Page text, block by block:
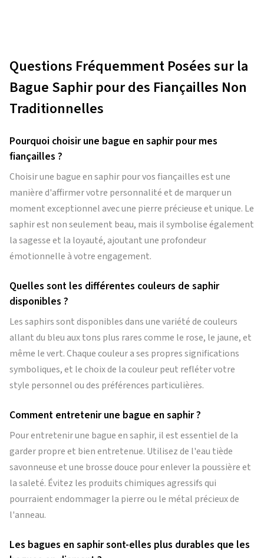
Questions Fréquemment Posées sur la
Bague Saphir pour des Fiançailles Non
Traditionnelles
Pourquoi choisir une bague en saphir pour mes
fiançailles ?
Choisir une bague en saphir pour vos fiançailles est une
manière d'affirmer votre personnalité et de marquer un
moment exceptionnel avec une pierre précieuse et unique. Le
saphir est non seulement beau, mais il symbolise également
la sagesse et la loyauté, ajoutant une profondeur
émotionnelle à votre engagement.
Quelles sont les différentes couleurs de saphir
disponibles ?
Les saphirs sont disponibles dans une variété de couleurs
allant du bleu aux tons plus rares comme le rose, le jaune, et
même le vert. Chaque couleur a ses propres significations
symboliques, et le choix de la couleur peut refléter votre
style personnel ou des préférences particulières.
Comment entretenir une bague en saphir ?
Pour entretenir une bague en saphir, il est essentiel de la
garder propre et bien entretenue. Utilisez de l'eau tiède
savonneuse et une brosse douce pour enlever la poussière et
la saleté. Évitez les produits chimiques agressifs qui
pourraient endommager la pierre ou le métal précieux de
l'anneau.
Les bagues en saphir sont-elles plus durables que les